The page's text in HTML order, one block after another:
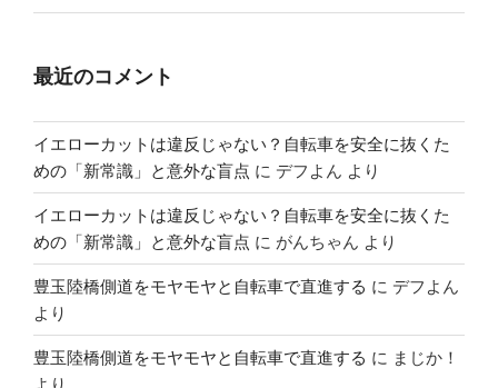
最近のコメント
イエローカットは違反じゃない？自転車を安全に抜くた
めの「新常識」と意外な盲点 に デフよん より
イエローカットは違反じゃない？自転車を安全に抜くた
めの「新常識」と意外な盲点 に がんちゃん より
豊玉陸橋側道をモヤモヤと自転車で直進する に デフよん
より
豊玉陸橋側道をモヤモヤと自転車で直進する に まじか！
より